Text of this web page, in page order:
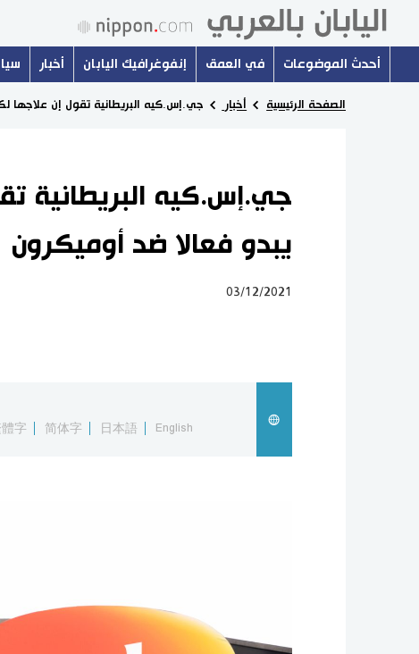
أحدث الموضوعات في العمق إنفوغرافيك اليابان أخبار
الصفحة الرئيسية أخبار جي.إس.كيه البريطانية تقول إن علاجها لكوفيد-19 يبدو فعالا
يبدو فعالا ضد أوميكرون
03/12/2021
English
日本語
简体字
字